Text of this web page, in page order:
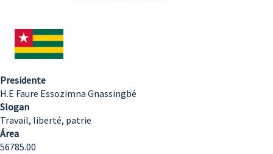
Presidente
H.E Faure Essozimna Gnassingbé
Slogan
Travail, liberté, patrie
Área
56785.00